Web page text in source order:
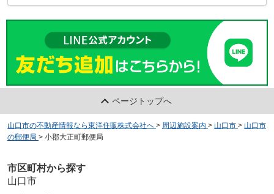
ページトップへ
山口市の不動産情報なら東洋住販株式会社へ > 周辺施設案内 > 山口市 > 山口市
の郵便局 > 小郡大正町郵便局
市区町村から探す
山口市